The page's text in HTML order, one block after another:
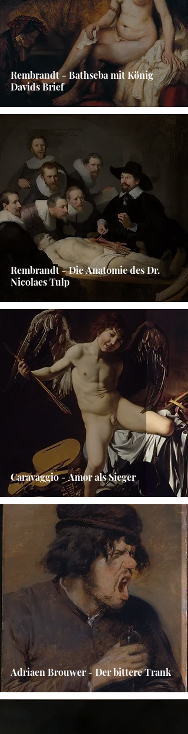
Rembrandt - Bathseba mit König
Davids Brief
Rembrandt - Die Anatomie des Dr.
Nicolaes Tulp
Caravaggio - Amor als Sieger
Adriaen Brouwer - Der bittere Trank